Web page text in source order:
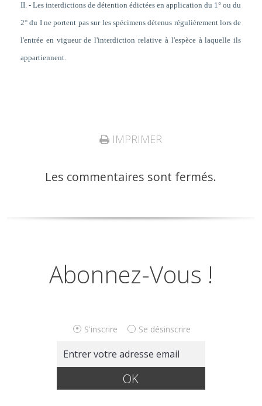
II. - Les interdictions de détention édictées en application du 1° ou du
2° du I ne portent pas sur les spécimens détenus régulièrement lors de
l'entrée en vigueur de l'interdiction relative à l'espèce à laquelle ils
appartiennent.
IMPRIMER
Les commentaires sont fermés.
Abonnez-Vous !
S'inscrire Se désinscrire